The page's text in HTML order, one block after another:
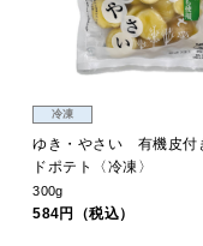
冷凍
ゆき・やさい 有機皮付
ドポテト〈冷凍〉
300g
584円（税込）